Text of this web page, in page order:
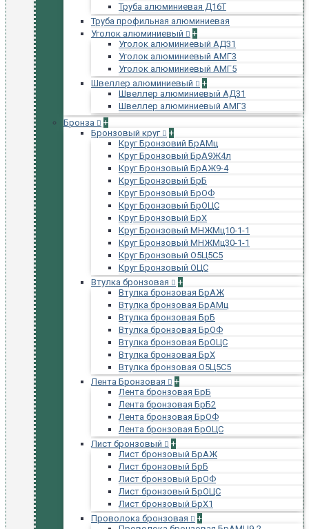
Труба алюминиевая Д16Т
Труба профильная алюминиевая
Уголок алюминиевый
+
Уголок алюминиевый АД31
Уголок алюминиевый АМГ3
Уголок алюминиевый АМГ5
Швеллер алюминиевый
+
Швеллер алюминиевый АД31
Швеллер алюминиевый АМГ3
Бронза
+
Бронзовый круг
+
Круг Бронзовий БрАМц
Круг Бронзовый БрА9Ж4л
Круг Бронзовый БрАЖ9-4
Круг Бронзовый БрБ
Круг Бронзовый БрОФ
Круг Бронзовый БрОЦС
Круг Бронзовый БрХ
Круг Бронзовый МНЖМц10-1-1
Круг Бронзовый МНЖМц30-1-1
Круг Бронзовый О5Ц5С5
Круг Бронзовый ОЦС
Втулка бронзовая
+
Втулка бронзовая БрАЖ
Втулка бронзовая БрАМц
Втулка бронзовая БрБ
Втулка бронзовая БрОФ
Втулка бронзовая БрОЦС
Втулка бронзовая БрХ
Втулка бронзовая О5Ц5С5
Лента Бронзовая
+
Лента бронзовая БрБ
Лента бронзовая БрБ2
Лента бронзовая БрОФ
Лента бронзовая БрОЦС
Лист бронзовый
+
Лист бронзовый БрАЖ
Лист бронзовый БрБ
Лист бронзовый БрОФ
Лист бронзовый БрОЦС
Лист бронзовый БрХ1
Проволока бронзовая
+